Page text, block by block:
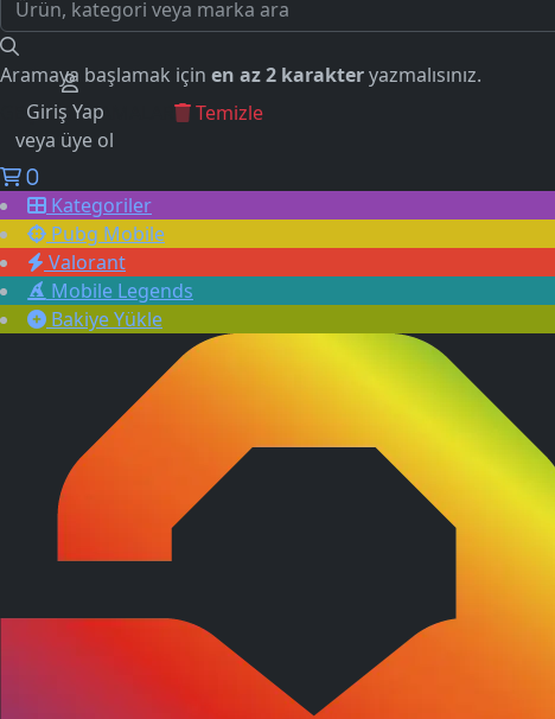
Aramaya başlamak için en az 2 karakteryazmalısınız.
GEÇMİŞ ARAMALAR
Temizle
Giriş Yap
veya üye ol
0
Kategoriler
Pubg Mobile
Valorant
Mobile Legends
Bakiye Yükle